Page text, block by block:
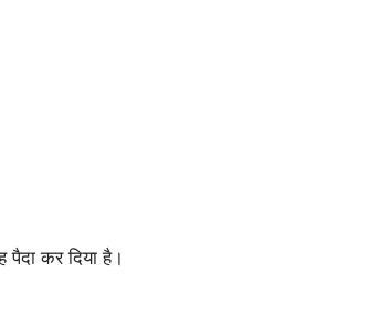
कर दिया है।